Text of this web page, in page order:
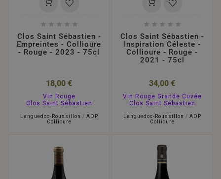
    
Clos Saint Sébastien -
Empreintes - Collioure
- Rouge - 2023 - 75cl
18,00 €
Vin Rouge
Clos Saint Sébastien
Languedoc-Roussillon / AOP
Collioure
    
Clos Saint Sébastien -
Inspiration Céleste -
Collioure - Rouge -
2021 - 75cl
34,00 €
Vin Rouge Grande Cuvée
Clos Saint Sébastien
Languedoc-Roussillon / AOP
Collioure